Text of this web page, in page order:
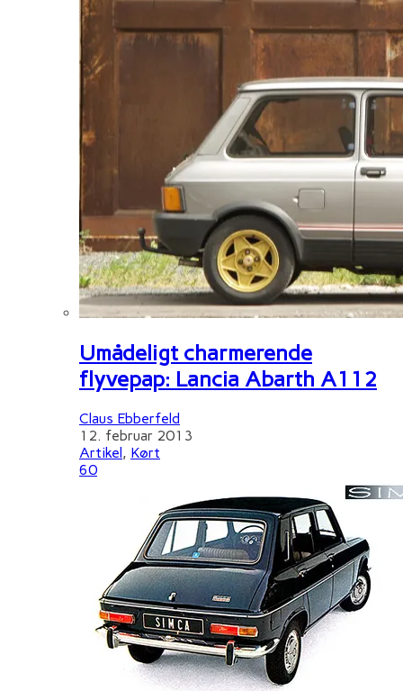
Umådeligt charmerende
flyvepap: Lancia Abarth A112
Claus Ebberfeld
12. februar 2013
Artikel, Kørt
60